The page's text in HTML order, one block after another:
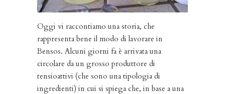
Oggi vi raccontiamo una storia, che
rappresenta bene il modo di lavorare in
Bensos. Alcuni giorni fa è arrivata una
circolare da un grosso produttore di
tensioattivi (che sono una tipologia di
ingredienti) in cui si spiega che, in base a una